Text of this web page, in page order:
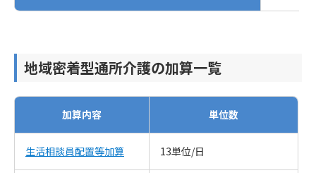
地域密着型通所介護の加算一覧
加算内容 単位数
生活相談員配置等加算 13単位/日